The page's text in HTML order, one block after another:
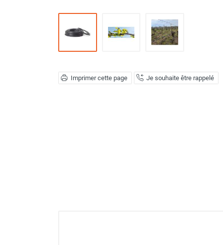
Extracteur d'air mural résidentiel
Déstratificateur ventilateur de
plafond
Déstratificateur industriel à pales
Déstratificateur de plafond design
Déstratificateur Airius
Imprimer cette page Je souhaite être rappelé